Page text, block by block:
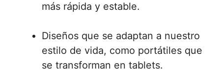
más rápida y estable.
Diseños que se adaptan a nuestro
estilo de vida, como portátiles que
se transforman en tablets.